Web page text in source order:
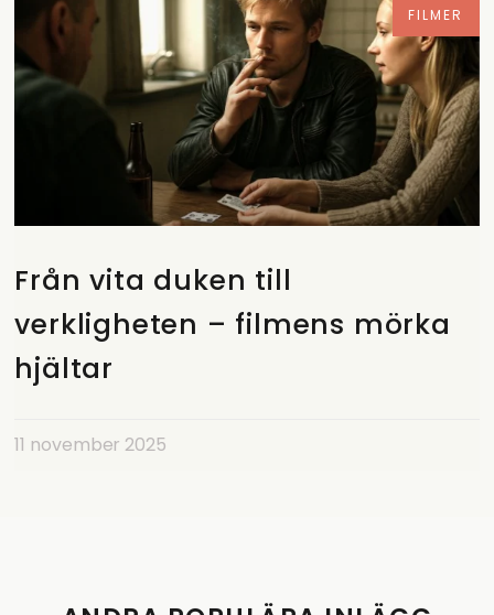
FILMER
Från vita duken till
verkligheten – filmens mörka
hjältar
11 november 2025